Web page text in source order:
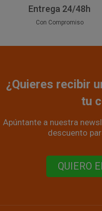
Entrega 24/48h
Con Compromiso
¿Quieres recibir
tu
Apúntante a nuestra
descuento
QUIERO